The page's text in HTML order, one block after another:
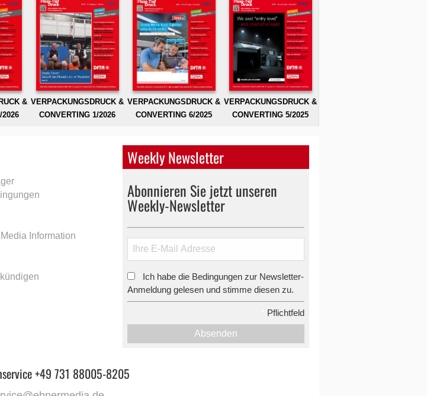
&
2026
VERPACKUNGSDRUCK &
CONVERTING 1/2026
VERPACKUNGSDRUCK &
CONVERTING 6/2025
VERPACKUNGSDRUCK &
CONVERTING 5/2025
Information
Weekly Newsletter
Abonnieren Sie jetzt unseren
Weekly-Newsletter
Ich habe die Bedingungen zur Newsletter-
Anmeldung gelesen und stimme diesen zu.
Pflichtfeld
Absenden
+49 731 88005-8205